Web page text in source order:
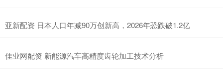
亚新配资 日本人口年减90万创新高，2026年恐跌破1.2亿
佳业网配资 新能源汽车高精度齿轮加工技术分析